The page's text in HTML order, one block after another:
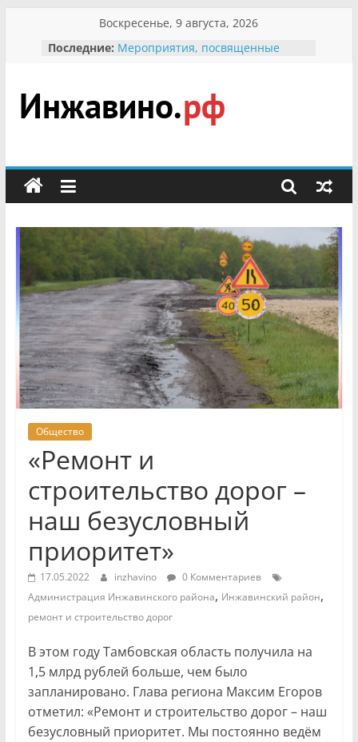
содержимому
Воскресенье, 9 августа, 2026
Последние: Мероприятия, посвященные
гражданин Инжавинского округа»
участнице Великой
Отечественной, фронтовичке
Безопасность в сети Интернет
мероприятии «Сохраним
первоцветы!»
В вольере Воронинского
заповедника родились крапчатые
суслики
Инжавино.рф
сельский
портал
Общество
«Ремонт и
строительство дорог –
наш безусловный
приоритет»
17.05.2022 inzhavino
0 Комментариев
Администрация Инжавинского района, Инжавинский район,
ремонт и строительство дорог
В этом году Тамбовская область получила на
1,5 млрд рублей больше, чем было
запланировано. Глава региона Максим Егоров
отметил: «Ремонт и строительство дорог – наш
безусловный приоритет. Мы постоянно ведём